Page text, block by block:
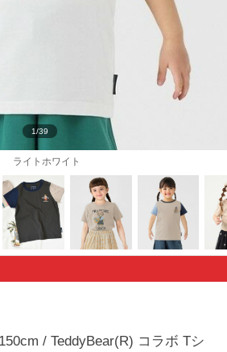
ライトホワイト
1/39
/ TeddyBear(R) コラボ Tシ